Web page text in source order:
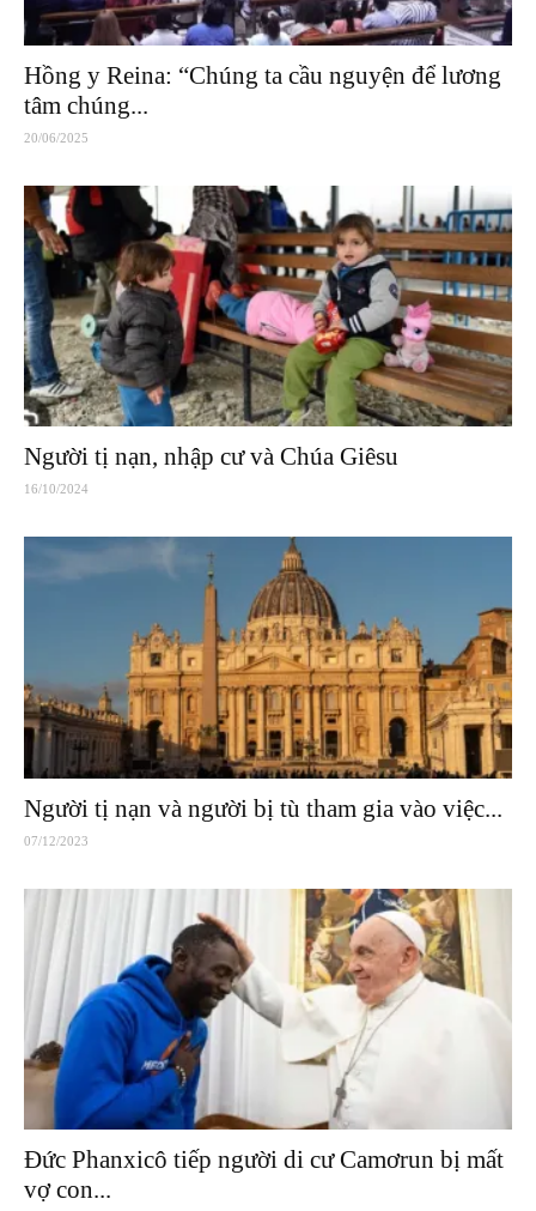
Hồng y Reina: “Chúng ta cầu nguyện để lương
tâm chúng...
20/06/2025
Người tị nạn, nhập cư và Chúa Giêsu
16/10/2024
Người tị nạn và người bị tù tham gia vào việc...
07/12/2023
Đức Phanxicô tiếp người di cư Camơrun bị mất
vợ con...